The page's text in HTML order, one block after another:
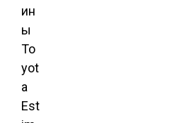
ин
ы
To
yot
a
Est